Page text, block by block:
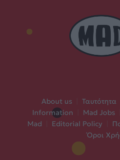
About us Ταυτότητα
Information
Mad Jobs
Mad
Editorial Policy
Όροι